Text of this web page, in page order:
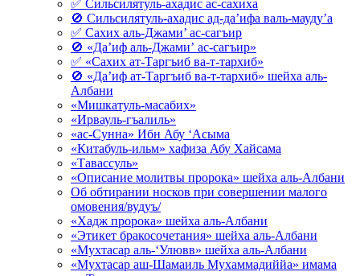
✅ Сильсилятуль-ахадис ас-сахиха
🚫 Сильсилятуль-ахадис ад-да’ифа валь-мауду’а
✅ Сахих аль-Джами’ ас-сагъир
🚫 «Да’иф аль-Джами’ ас-сагъир»
✅ «Сахих ат-Таргъиб ва-т-тархиб»
🚫 «Да’иф ат-Таргъиб ва-т-тархиб» шейха аль-
Албани
«Мишкатуль-масабих»
«Ирвауль-гъалиль»
«ас-Сунна» Ибн Абу ‘Асыма
«Китабуль-ильм» хафиза Абу Хайсама
«Тавассуль»
«Описание молитвы пророка» шейха аль-Албани
Об обтирании носков при совершении малого
омовения/вудуъ/
«Хадж пророка» шейха аль-Албани
«Этикет бракосочетания» шейха аль-Албани
«Мухтасар аль-‘Улювв» шейха аль-Албани
«Мухтасар аш-Шамаиль Мухаммадиййа» имама